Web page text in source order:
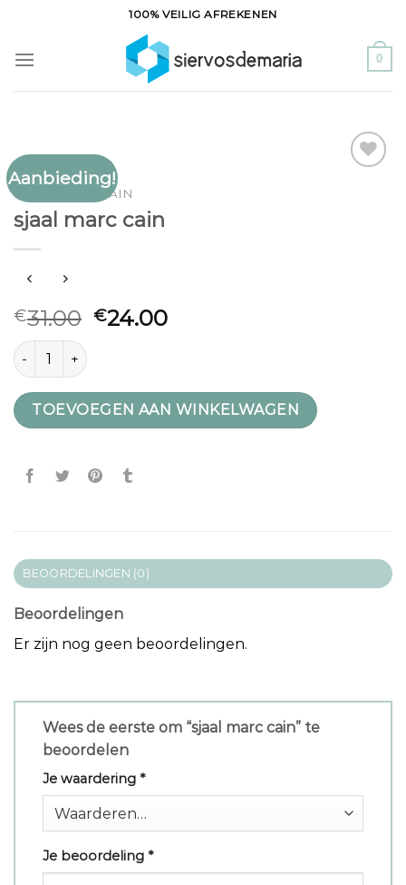
inhoud
100% VEILIG AFREKENEN
0
Aanbieding!
SJAAL MARC CAIN
sjaal marc cain
€31.00 €24.00
sjaal marc cain aantal
TOEVOEGEN AAN WINKELWAGEN
BEOORDELINGEN (0)
Beoordelingen
Er zijn nog geen beoordelingen.
Wees de eerste om “sjaal marc cain” te
beoordelen
Je waardering *
Je beoordeling *